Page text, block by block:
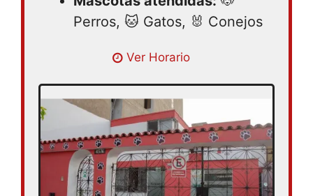
Perros, 🐱 Gatos, 🐰 Conejos
Lunes 09:00 – 21:00 | Martes 09:00 –
09:00 – 21:00 | Viernes 09:00 – 21:00 |
Sabado 09:00 – 21:00 | Domingo 09:00 –
18:00
Ver Horario